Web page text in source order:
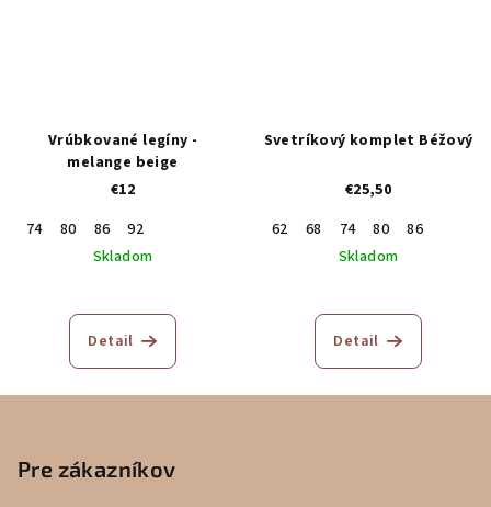
Vrúbkované legíny -
melange beige
€12
74
80 86
92
Skladom
Detail
Svetríkový komplet Béžový
€25,50
62
68 74 80
86
Skladom
Detail
Pre zákazníkov